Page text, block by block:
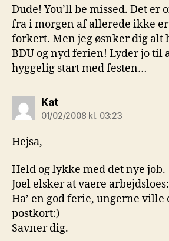
Dude! You’ll be missed. Det er
fra i morgen af allerede ikke
forkert. Men jeg øsnker dig alt
BDU og nyd ferien! Lyder jo til
hyggelig start med festen…
Katsiger:
01/02/2008 kl. 03:23
Hejsa,
Held og lykke med det nye job.
Joel elsker at vaere
Ha’ en god ferie, ungerne ville
postkort:)
Savner dig.